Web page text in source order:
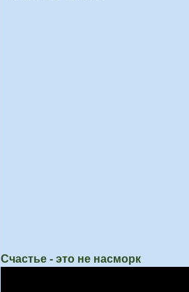
Счастье - это не насморк